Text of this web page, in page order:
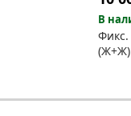
В
Фикс. цена.
(Ж+Ж)